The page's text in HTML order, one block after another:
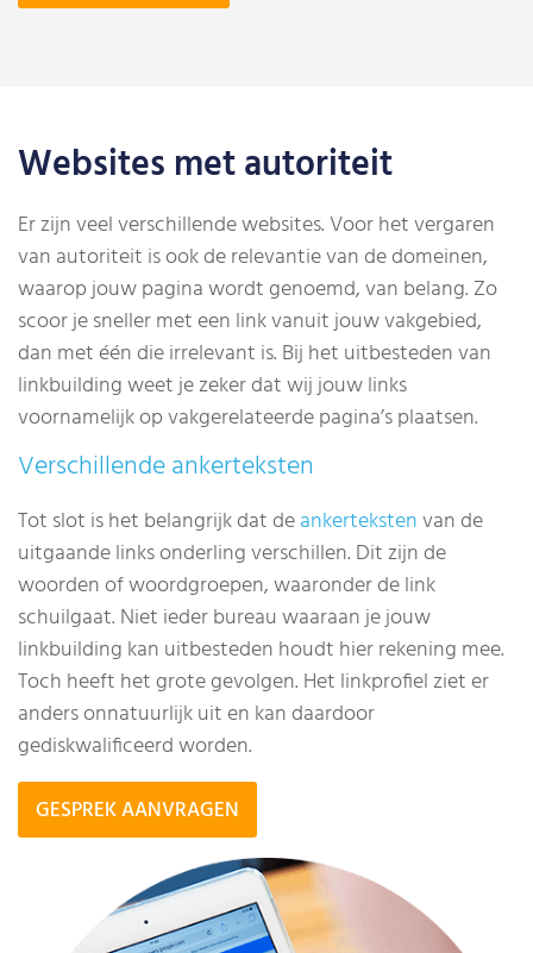
Websites met autoriteit
Er zijn veel verschillende websites. Voor het vergaren
van autoriteit is ook de relevantie van de domeinen,
waarop jouw pagina wordt genoemd, van belang. Zo
scoor je sneller met een link vanuit jouw vakgebied,
dan met één die irrelevant is. Bij het uitbesteden van
linkbuilding weet je zeker dat wij jouw links
voornamelijk op vakgerelateerde pagina’s plaatsen.
Verschillende ankerteksten
Tot slot is het belangrijk dat deankertekstenvan de
uitgaande links onderling verschillen. Dit zijn de
woorden of woordgroepen, waaronder de link
schuilgaat. Niet ieder bureau waaraan je jouw
linkbuilding kan uitbesteden houdt hier rekening mee.
Toch heeft het grote gevolgen. Het linkprofiel ziet er
anders onnatuurlijk uit en kan daardoor
gediskwalificeerd worden.
GESPREK AANVRAGEN